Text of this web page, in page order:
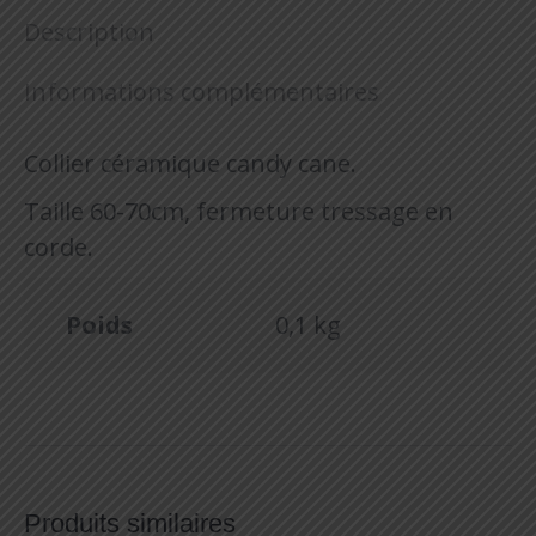
Description
Informations complémentaires
Collier céramique candy cane.
Taille 60-70cm, fermeture tressage en
corde.
Poids 0,1 kg
Produits similaires